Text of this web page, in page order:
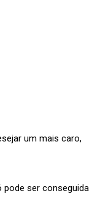
um mais caro,
ser conseguida